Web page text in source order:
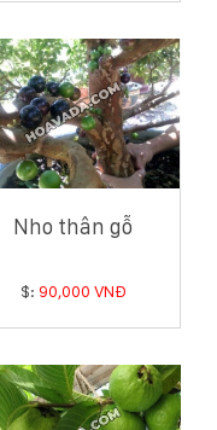
Nho thân gỗ
$: 90,000 VNĐ